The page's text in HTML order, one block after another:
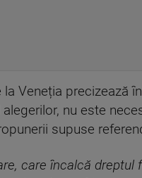
Veneția precizează
nu este
supuse
care încalcă dreptul